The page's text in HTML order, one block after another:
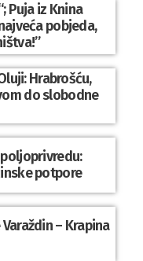
Puja iz Knina
pobjeda,
Hrabrošću,
do slobodne
potpore
– Krapina